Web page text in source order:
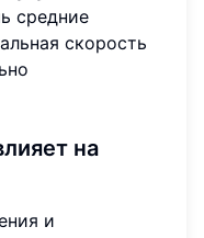
средние
скорость
на
и